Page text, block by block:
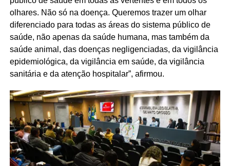
olhares. Não só na doença. Queremos trazer um olhar
diferenciado para todas as áreas do sistema público de
saúde, não apenas da saúde humana, mas também da
saúde animal, das doenças negligenciadas, da vigilância
epidemiológica, da vigilância em saúde, da vigilância
sanitária e da atenção hospitalar”, afirmou.